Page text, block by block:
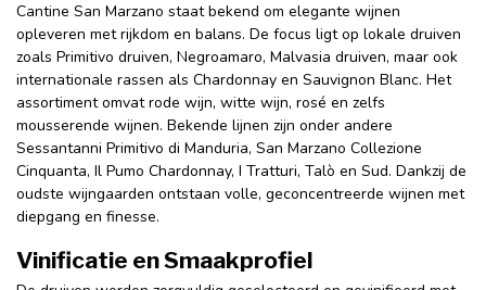
Cantine San Marzano staat bekend om elegante wijnen
opleveren met rijkdom en balans. De focus ligt op lokale druiven
zoals Primitivo druiven, Negroamaro, Malvasia druiven, maar ook
internationale rassen als Chardonnay en Sauvignon Blanc. Het
assortiment omvat rode wijn, witte wijn, rosé en zelfs
mousserende wijnen. Bekende lijnen zijn onder andere
Sessantanni Primitivo di Manduria, San Marzano Collezione
Cinquanta, Il Pumo Chardonnay, I Tratturi, Talò en Sud. Dankzij de
oudste wijngaarden ontstaan volle, geconcentreerde wijnen met
diepgang en finesse.
Vinificatie en Smaakprofiel